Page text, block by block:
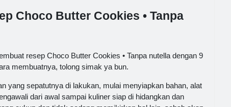
Choco Butter Cookies • Tanpa
resep Choco Butter Cookies • Tanpa nutella dengan 9
membuatnya, tolong simak ya bun.
yang sepatutnya di lakukan, mulai menyiapkan bahan, alat
dari awal sampai kuliner siap di hidangkan dan